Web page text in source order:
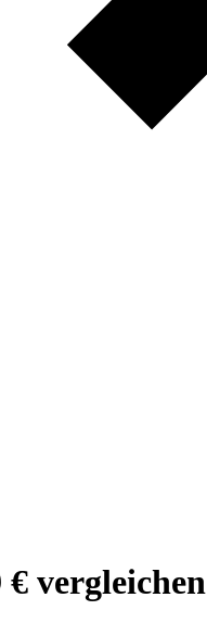
vergleichen